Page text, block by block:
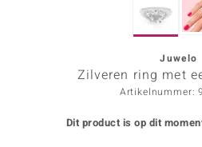
Juwelo
Zilveren ring met
Artikelnummer:
Dit product is op dit